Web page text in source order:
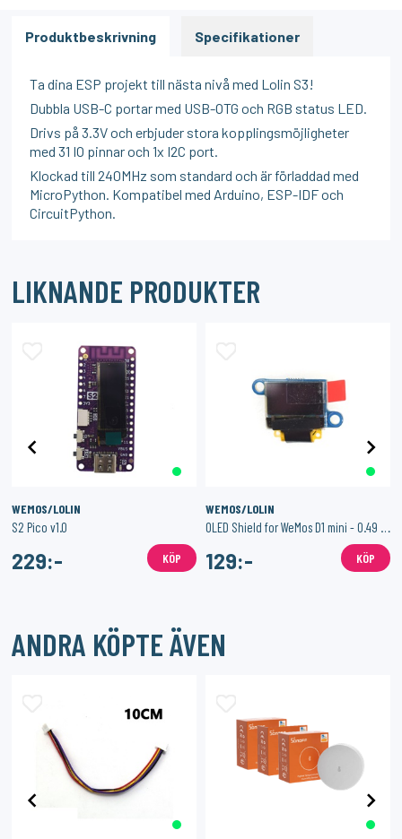
Produktbeskrivning Specifikationer
Ta dina ESP projekt till nästa nivå med Lolin S3!
Dubbla USB-C portar med USB-OTG och RGB status LED.
Drivs på 3.3V och erbjuder stora kopplingsmöjligheter
med 31 IO pinnar och 1x I2C port.
Klockad till 240MHz som standard och är förladdad med
MicroPython. Kompatibel med Arduino, ESP-IDF och
CircuitPython.
LIKNANDE PRODUKTER
WEMOS/LOLIN
S2 Pico v1.0
229:- KÖP
WEMOS/LOLIN
OLED Shield for WeMos D1 mini - 0.49 64x32 I2C
129:- KÖP
ANDRA KÖPTE ÄVEN